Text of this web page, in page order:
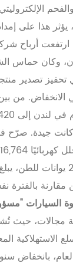
هذا على
أرباح
الكهربائي إلى مستويات عالية. ووفقًا للتقديرات، بلغ متوسط ربح
الانخفاض. من
جيدة. صرّح
سعر سبائك الألومنيوم الفورية لشركة شنغهاي ستيل يونيون من يناير إلى
السيارات